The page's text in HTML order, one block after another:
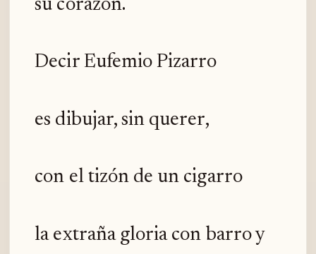
su corazón.
Decir Eufemio Pizarro
es dibujar, sin querer,
con el tizón de un cigarro
la extraña gloria con barro y